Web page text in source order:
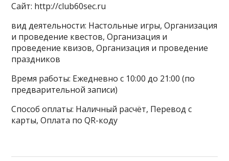
Сайт: http://club60sec.ru
вид деятельности: Настольные игры, Организация
и проведение квестов, Организация и
проведение квизов, Организация и проведение
праздников
Время работы: Ежедневно с 10:00 до 21:00 (по
предварительной записи)
Способ оплаты: Наличный расчёт, Перевод с
карты, Оплата по QR-коду